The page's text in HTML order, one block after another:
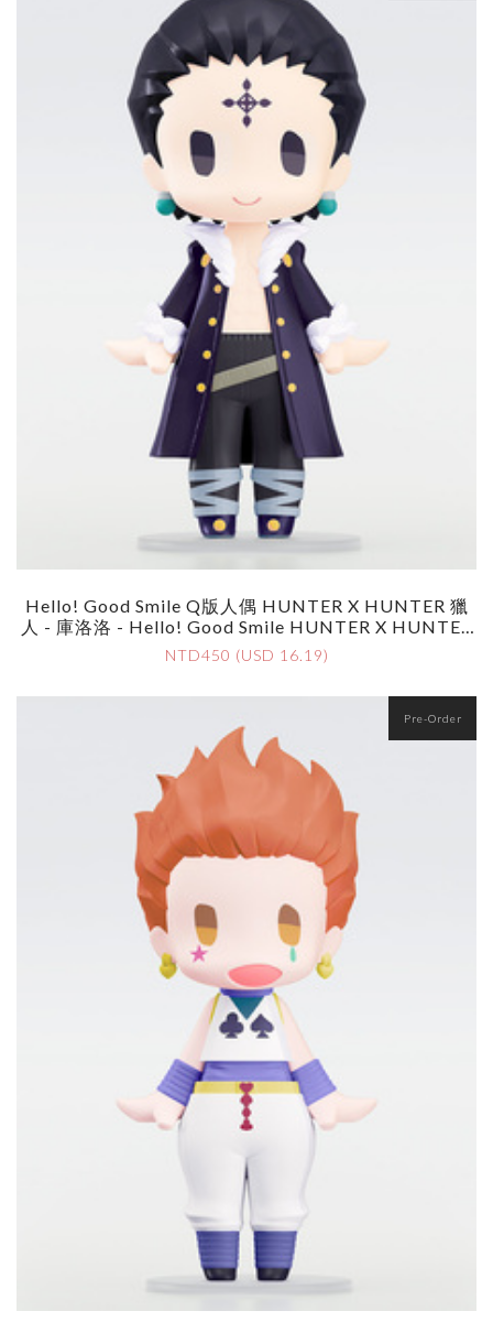
Hello! Good Smile Q版人偶 HUNTER X HUNTER 獵
人 - 庫洛洛 - Hello! Good Smile HUNTER X HUNTER
- Quwrof/Chrollo
NTD450 (USD 16.19)
Pre-Order